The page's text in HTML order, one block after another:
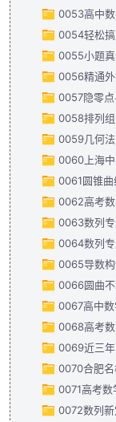
立体几
立体几何
三角函
三角函
数列综合
数列综合
新定义题
新定义题
圆锥曲线
圆锥曲线
导数的
2024年
2024年
2024年
2024年
2024年
2024年
2024年
2024年
2024年
2024年
2024年
2024年
2024年
2024年
2024年
2024年
2024年
2024年
2024年
2024年
0053高中
高考高
高考高
高考高
高考高
高考高
高考高
高考高
0054轻松
导数与
概率与统
集合与
解析几
立体几何
三角函数
数列与不
0055小题
小题真
小题真
0056精通
精通外接
精通外接
0057隐零
隐零点与
隐零点与
0058排列
排列组
排列组
0059几何
几何法
几何法
0060上海
小数君：
0061圆锥曲
圆锥曲线
圆锥曲
0062高考
高考数
0063数列
函数导数
函数导数
数列专题
数列专题
0064数列
数列专
数列专题
0065导数
导数构造
导数构造
0066圆曲
圆曲不联
0067高中
高中数
计算训
0068高考
2024年
0069近三
2022-
0070合肥
合肥名
合肥名
0071高考数
2024年
0072数列